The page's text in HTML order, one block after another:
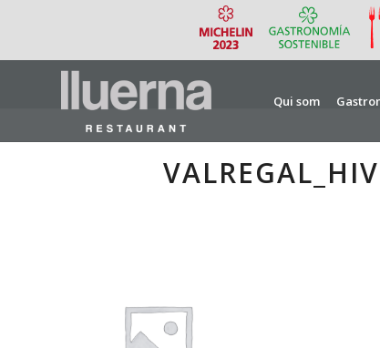
Qui som